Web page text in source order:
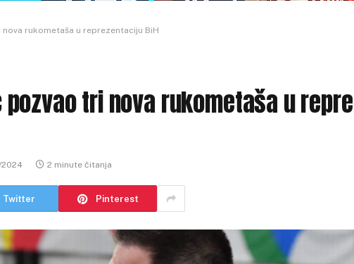
rukometaša u reprezentaciju BiH
pozvao tri nova rukometaša u
2 minute čitanja
Twitter Pinterest